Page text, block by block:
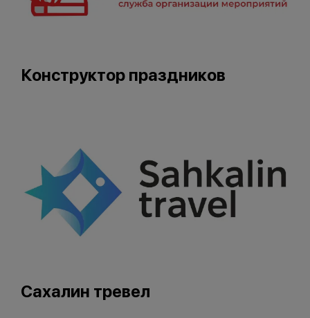
Конструктор праздников
Сахалин тревел